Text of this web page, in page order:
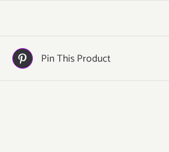
Pin This Product